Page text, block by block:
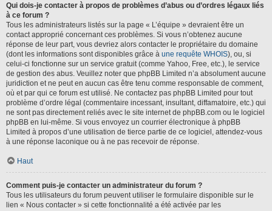
Qui dois-je contacter à propos de problèmes d’abus ou d’ordres légaux liés
à ce forum ?
Tous les administrateurs listés sur la page « L’équipe » devraient être un
contact approprié concernant ces problèmes. Si vous n’obtenez aucune
réponse de leur part, vous devriez alors contacter le propriétaire du domaine
(dont les informations sont disponibles grâce à une requête WHOIS), ou, si
celui-ci fonctionne sur un service gratuit (comme Yahoo, Free, etc.), le service
de gestion des abus. Veuillez noter que phpBB Limited n’a absolument aucune
juridiction et ne peut en aucun cas être tenu comme responsable de comment,
où et par qui ce forum est utilisé. Ne contactez pas phpBB Limited pour tout
problème d’ordre légal (commentaire incessant, insultant, diffamatoire, etc.) qui
ne sont pas directement reliés avec le site internet de phpBB.com ou le logiciel
phpBB en lui-même. Si vous envoyez un courrier électronique à phpBB
Limited à propos d’une utilisation de tierce partie de ce logiciel, attendez-vous
à une réponse laconique ou à ne pas recevoir de réponse.
Haut
Comment puis-je contacter un administrateur du forum ?
Tous les utilisateurs du forum peuvent utiliser le formulaire disponible sur le
lien « Nous contacter » si cette fonctionnalité a été activée par les